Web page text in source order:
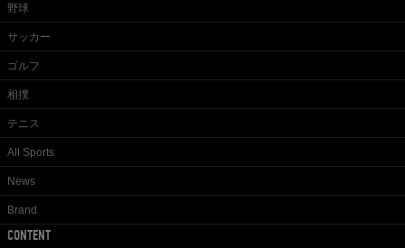
野球
サッカー
ゴルフ
相撲
テニス
All Sports
News
Brand
CONTENT